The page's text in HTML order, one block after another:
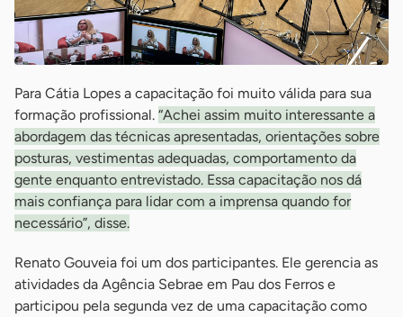
Para Cátia Lopes a capacitação foi muito válida para sua
formação profissional. “Achei assim muito interessante a
abordagem das técnicas apresentadas, orientações sobre
posturas, vestimentas adequadas, comportamento da
gente enquanto entrevistado. Essa capacitação nos dá
mais confiança para lidar com a imprensa quando for
necessário”, disse.
Renato Gouveia foi um dos participantes. Ele gerencia as
atividades da Agência Sebrae em Pau dos Ferros e
participou pela segunda vez de uma capacitação como